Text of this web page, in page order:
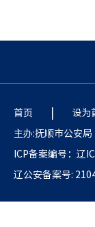
首页 | 设为
主办:抚顺市公安局
ICP备案编号：辽
辽公安备案号: